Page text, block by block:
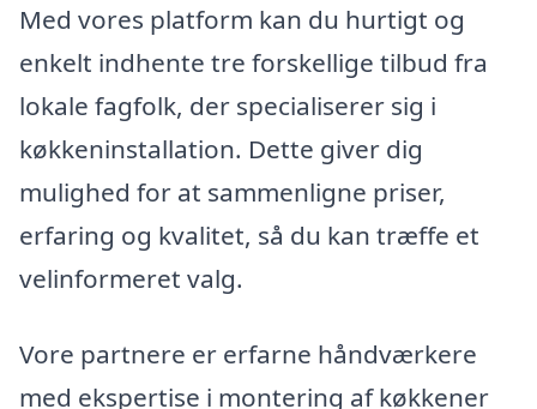
Med vores platform kan du hurtigt og
enkelt indhente tre forskellige tilbud fra
lokale fagfolk, der specialiserer sig i
køkkeninstallation. Dette giver dig
mulighed for at sammenligne priser,
erfaring og kvalitet, så du kan træffe et
velinformeret valg.
Vore partnere er erfarne håndværkere
med ekspertise i montering af køkkener